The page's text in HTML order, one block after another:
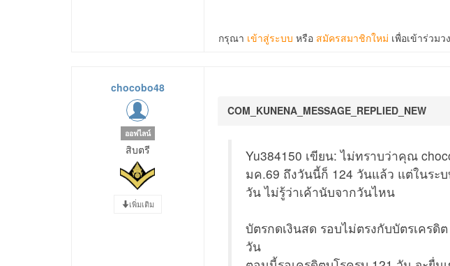
กรุณา เข้าสู่ระบบ หรือ สมัครสมาชิกใหม่ เพื่อเข้าร่วม
chocobo48
ออฟไลน์
สิบตรี
เพิ่มเติม
COM_KUNENA_MESSAGE_REPLIED_NEW
Yu384150 เขียน: ไม่ทราบว่าคุณ
มค.69 ถึงวันนี้ก็ 124 วันแล้ว แต่ในระ
วัน ไม่รู้ว่าเค้านับจากวันไหน
บัตรกดเงินสด รอบไม่ตรงกับบัตรเคร
วัน